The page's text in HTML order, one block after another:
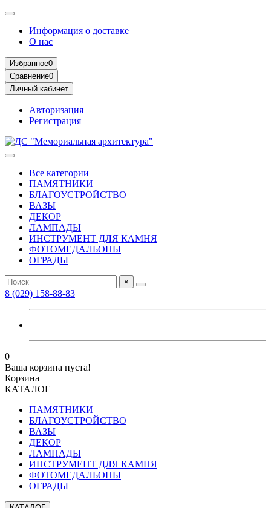
Информация о доставке
О нас
Избранное0
Сравнение0
Личный кабинет
Авторизация
Регистрация
Все категории
ПАМЯТНИКИ
БЛАГОУСТРОЙСТВО
ВАЗЫ
ДЕКОР
ЛАМПАДЫ
ИНСТРУМЕНТ ДЛЯ КАМНЯ
ФОТОМЕДАЛЬОНЫ
ОГРАДЫ
×
8 (029) 158-88-83
0
Ваша корзина пуста!
Корзина
КАТАЛОГ
ПАМЯТНИКИ
БЛАГОУСТРОЙСТВО
ВАЗЫ
ДЕКОР
ЛАМПАДЫ
ИНСТРУМЕНТ ДЛЯ КАМНЯ
ФОТОМЕДАЛЬОНЫ
ОГРАДЫ